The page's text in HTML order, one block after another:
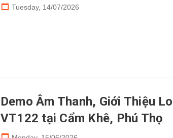
Tuesday, 14/07/2026
Demo Âm Thanh, Giới Thiệu
VT122 tại Cẩm Khê, Phú Thọ